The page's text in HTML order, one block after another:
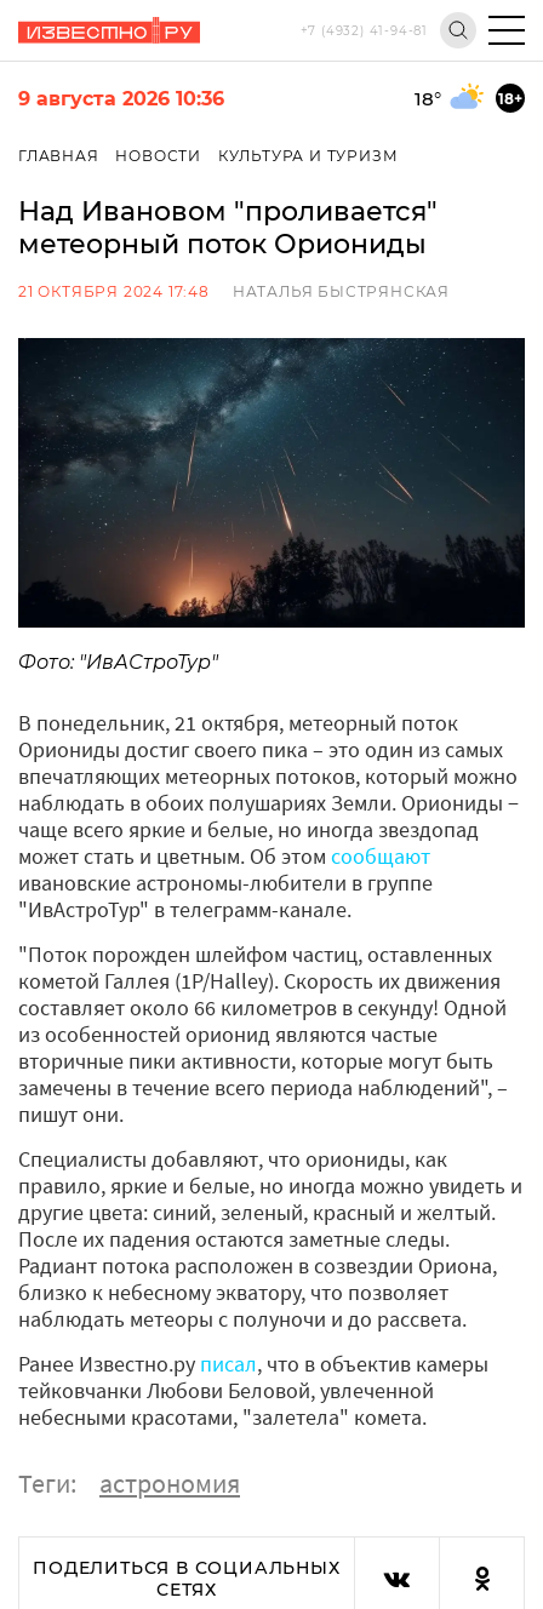
+7 (4932) 41-94-81
9 августа 2026 10:36 18° 18+
ГЛАВНАЯ НОВОСТИ КУЛЬТУРА И ТУРИЗМ
Над Ивановом "проливается"
метеорный поток Ориониды
21 ОКТЯБРЯ 2024 17:48 НАТАЛЬЯ БЫСТРЯНСКАЯ
Фото: "ИвАСтроТур"
В понедельник, 21 октября, метеорный поток
Ориониды достиг своего пика – это один из самых
впечатляющих метеорных потоков, который можно
наблюдать в обоих полушариях Земли. Ориониды −
чаще всего яркие и белые, но иногда звездопад
может стать и цветным. Об этом сообщают
ивановские астрономы-любители в группе
"ИвАстроТур" в телеграмм-канале.
"Поток порожден шлейфом частиц, оставленных
кометой Галлея (1P/Halley). Скорость их движения
составляет около 66 километров в секунду! Одной
из особенностей орионид являются частые
вторичные пики активности, которые могут быть
замечены в течение всего периода наблюдений", –
пишут они.
Специалисты добавляют, что ориониды, как
правило, яркие и белые, но иногда можно увидеть и
другие цвета: синий, зеленый, красный и желтый.
После их падения остаются заметные следы.
Радиант потока расположен в созвездии Ориона,
близко к небесному экватору, что позволяет
наблюдать метеоры с полуночи и до рассвета.
Ранее Известно.ру писал, что в объектив камеры
тейковчанки Любови Беловой, увлеченной
небесными красотами, "залетела" комета.
Теги: астрономия
ПОДЕЛИТЬСЯ В СОЦИАЛЬНЫХ
СЕТЯХ